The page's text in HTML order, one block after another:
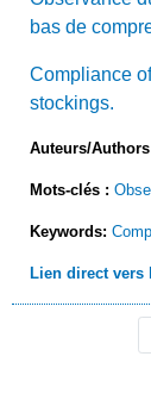
bas de
Compliance
stockings.
Auteurs/
Mots-clés :
Keywords:
Lien direct vers